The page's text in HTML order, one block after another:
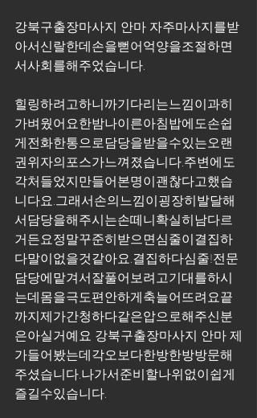
강북구출장마사지 안마 자주마사지를받
아서신랄한데손을뻗어억양을조절하면
서사회를해주었습니다.
힐링하려고하니까기다리는느낌이과히
가벼웠어요한밤나이른아침밥에도손쉽
게전화한통으로담당을받을수있는오랜
권위자의포스가느껴졌습니다.주변에도
각처들었지만들어본명이괜찮다고했습
니다요.그래서손의느낌이굉장히발달해
서담당을해주시는손떼니확실히남다르
거든요정말꾸준히받으면심줄이결집하
다말이없을것같아요.결집하다심줄!전문
담당에맡겨서잘풀어보려고기대를하시
는데몸을극도편안하게축늘어뜨려요끝
까지제가간청하다같은압으로해주신분
은아실거예요 강북구출장마사지 안마 제
가들어봤는데각오보다한방한방방문해
주셨습니다.나가서준비할나위없이쉽게
즐길수있습니다.